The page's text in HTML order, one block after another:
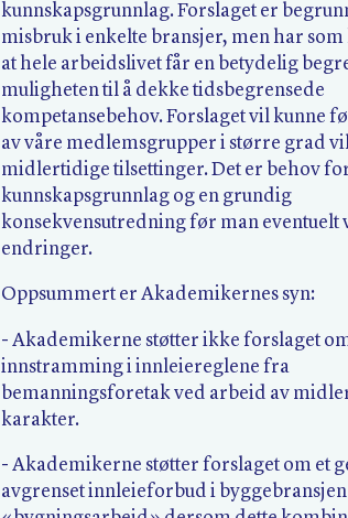
kunnskapsgrunnlag. Forslaget er
misbruk i enkelte bransjer, men har som
at hele arbeidslivet får en betydelig
muligheten til å dekke tidsbegrensede
kompetansebehov. Forslaget vil kunne
av våre medlemsgrupper i større grad
midlertidige tilsettinger. Det er behov
kunnskapsgrunnlag og en grundig
konsekvensutredning før man eventuelt
endringer.
Oppsummert er Akademikernes syn:
- Akademikerne støtter ikke forslaget
innstramming i innleiereglene fra
bemanningsforetak ved arbeid av
karakter.
- Akademikerne støtter forslaget om et
avgrenset innleieforbud i